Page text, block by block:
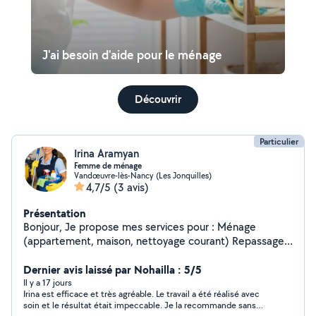
J'ai besoin d'aide pour le ménage
Découvrir
Particulier
Irina Aramyan
Femme de ménage
Vandœuvre-lès-Nancy (Les Jonquilles)
4,7/5 (3 avis)
Présentation
Bonjour, Je propose mes services pour : Ménage
(appartement, maison, nettoyage courant) Repassage à
à la personne (courses, accompagnement, aide
quotidienne) Moyens de paiement : espèces et
chèques cesu Personne sérieuse, ponctuelle et
organisée. Expérience auprès de particuliers. Disponible
Dernier avis laissé par Nohailla : 5/5
Il y a 17 jours
Irina est efficace et très agréable. Le travail a été réalisé avec
soin et le résultat était impeccable. Je la recommande sans